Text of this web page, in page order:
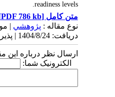
readiness levels.
متن کامل[PDF 786 kb]
نوع مقاله : پژوهشي|
دریافت: 1404/8/24 | پذیرش: 1405/2/5
ارسال نظر درباره این
الکترونیک شما: